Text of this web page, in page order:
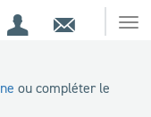
EspaceContact
ou compléter le